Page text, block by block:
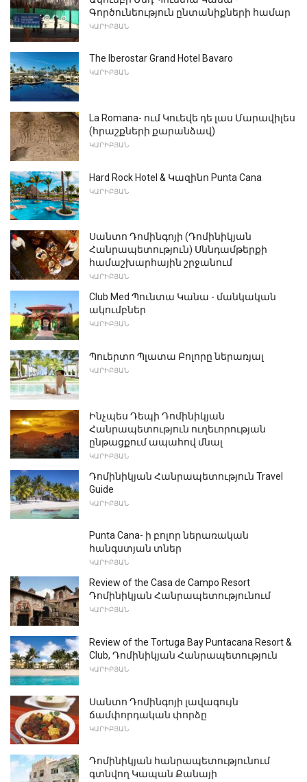
Գործունեություն ընտանիքների համար
ԿԱՐԻԲՅԱՆ
The Iberostar Grand Hotel Bavaro
ԿԱՐԻԲՅԱՆ
La Romana- ում Կուեվե դե լաս Մարավիլես
(հրաշքների քարանձավ)
ԿԱՐԻԲՅԱՆ
Hard Rock Hotel & Կազինո Punta Cana
ԿԱՐԻԲՅԱՆ
Սանտո Դոմինգոյի (Դոմինիկյան
Հանրապետություն) Սննդամթերքի
համաշխարհային շրջանում
ԿԱՐԻԲՅԱՆ
Club Med Պունտա Կանա - մանկական
ակումբներ
ԿԱՐԻԲՅԱՆ
Պուերտո Պլատա Բոլորը ներառյալ
ԿԱՐԻԲՅԱՆ
Ինչպես Դեպի Դոմինիկյան
Հանրապետություն ուղեւորության
ընթացքում ապահով մնալ
ԿԱՐԻԲՅԱՆ
Դոմինիկյան Հանրապետություն Travel
Guide
ԿԱՐԻԲՅԱՆ
Punta Cana- ի բոլոր ներառական
հանգստյան տներ
ԿԱՐԻԲՅԱՆ
Review of the Casa de Campo Resort
Դոմինիկյան Հանրապետությունում
ԿԱՐԻԲՅԱՆ
Review of the Tortuga Bay Puntacana Resort &
Club, Դոմինիկյան Հանրապետություն
ԿԱՐԻԲՅԱՆ
Սանտո Դոմինգոյի լավագույն
ճամփորդական փորձը
ԿԱՐԻԲՅԱՆ
Դոմինիկյան հանրապետությունում
գտնվող Կապան Քանայի